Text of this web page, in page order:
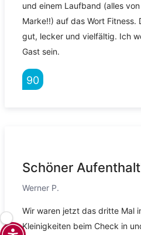
und einem Laufband (alles
Marke!!) auf das Wort Fitness.
gut, lecker und vielfältig. Ich
Gast sein.
90
Schöner
Werner P.
Wir waren jetzt das dritte Mal
Kleinigkeiten beim Check in